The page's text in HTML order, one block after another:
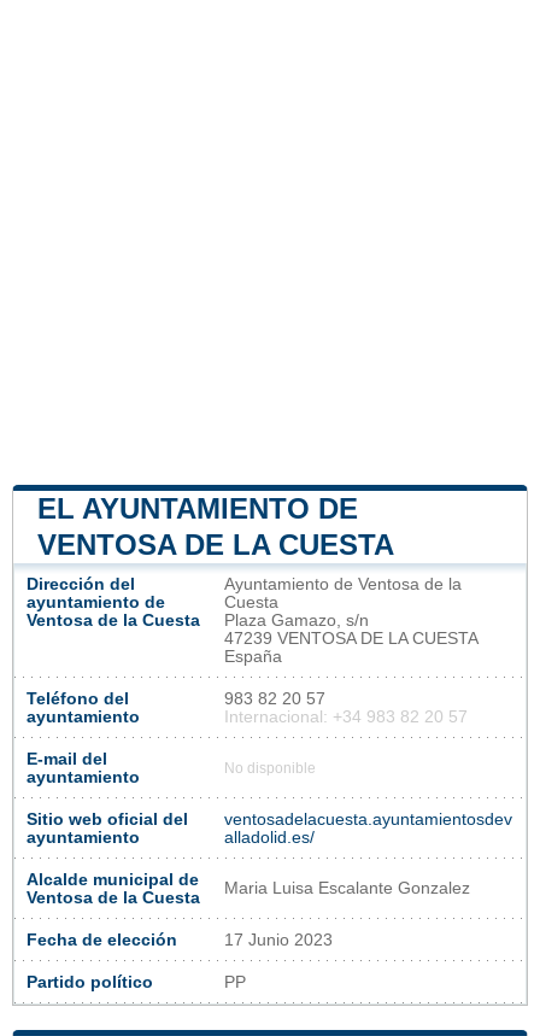
EL AYUNTAMIENTO DE
VENTOSA DE LA CUESTA
Dirección del
ayuntamiento de
Ventosa de la Cuesta
Ayuntamiento de Ventosa de la
Cuesta
Plaza Gamazo, s/n
47239 VENTOSA DE LA CUESTA
España
Teléfono del
ayuntamiento
983 82 20 57
Internacional: +34 983 82 20 57
E-mail del
ayuntamiento
No disponible
Sitio web oficial del
ayuntamiento
ventosadelacuesta.ayuntamientosdev
alladolid.es/
Alcalde municipal de
Ventosa de la Cuesta
Maria Luisa Escalante Gonzalez
Fecha de elección 17 Junio 2023
Partido político PP